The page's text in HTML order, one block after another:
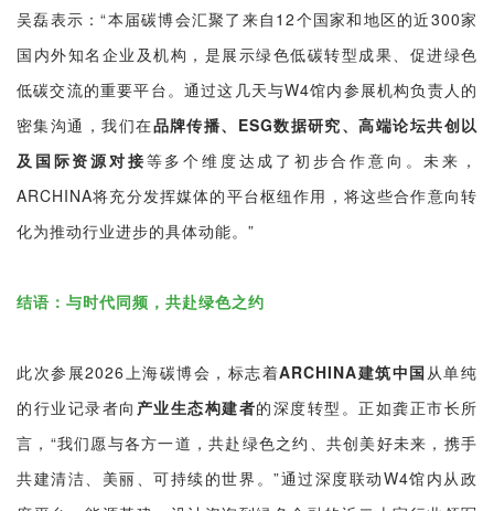
吴磊表示：“本届碳博会汇聚了来自12个国家和地区的近300家
国内外知名企业及机构，是展示绿色低碳转型成果、促进绿色
低碳交流的重要平台。通过这几天与W4馆内参展机构负责人的
密集沟通，我们在品牌传播、ESG数据研究、高端论坛共创以
及国际资源对接等多个维度达成了初步合作意向。未来，
ARCHINA将充分发挥媒体的平台枢纽作用，将这些合作意向转
化为推动行业进步的具体动能。”
结语：与时代同频，共赴绿色之约
此次参展2026上海碳博会，标志着ARCHINA建筑中国 从单纯
的行业记录者向 产业生态构建者的深度转型。正如龚正市长所
言，“我们愿与各方一道，共赴绿色之约、共创美好未来，携手
共建清洁、美丽、可持续的世界。”通过深度联动W4馆内从政